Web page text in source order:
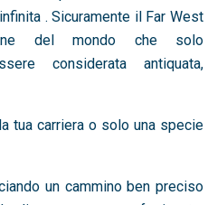
. Sicuramente il Far West
del mondo che solo
considerata antiquata,
tua carriera o solo una specie
un cammino ben preciso